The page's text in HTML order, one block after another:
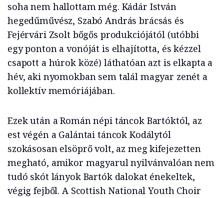
soha nem hallottam még. Kádár István
hegedűművész, Szabó András brácsás és
Fejérvári Zsolt bőgős produkciójától (utóbbi
egy ponton a vonóját is elhajította, és kézzel
csapott a húrok közé) láthatóan azt is elkapta a
hév, aki nyomokban sem talál magyar zenét a
kollektív memóriájában.
Ezek után a Román népi táncok Bartóktól, az
est végén a Galántai táncok Kodálytól
szokásosan elsöprő volt, az meg kifejezetten
megható, amikor magyarul nyilvánvalóan nem
tudó skót lányok Bartók dalokat énekeltek,
végig fejből. A Scottish National Youth Choir